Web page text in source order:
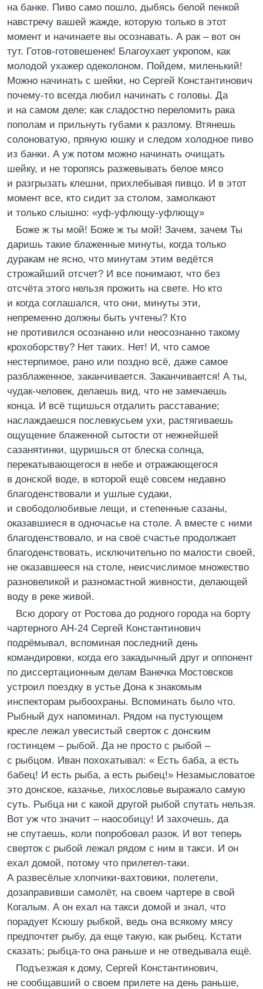
на банке. Пиво само пошло, дыбясь белой пенкой
навстречу вашей жажде, которую только в этот
момент и начинаете вы осознавать. А рак – вот он
тут. Готов-готовешенек! Благоухает укропом, как
молодой ухажер одеколоном. Пойдем, миленький!
Можно начинать с шейки, но Сергей Константинович
почему-то всегда любил начинать с головы. Да
и на самом деле; как сладостно переломить рака
пополам и прильнуть губами к разлому. Втянешь
солоноватую, пряную юшку и следом холодное пиво
из банки. А уж потом можно начинать очищать
шейку, и не торопясь разжевывать белое мясо
и разгрызать клешни, прихлебывая пивцо. И в этот
момент все, кто сидит за столом, замолкают
и только слышно: «уф-уфлющу-уфлющу»
Боже ж ты мой! Боже ж ты мой! Зачем, зачем Ты
даришь такие блаженные минуты, когда только
дуракам не ясно, что минутам этим ведётся
строжайший отсчет? И все понимают, что без
отсчёта этого нельзя прожить на свете. Но кто
и когда соглашался, что они, минуты эти,
непременно должны быть учтены? Кто
не противился осознанно или неосознанно такому
крохоборству? Нет таких. Нет! И, что самое
нестерпимое, рано или поздно всё, даже самое
разблаженное, заканчивается. Заканчивается! А ты,
чудак-человек, делаешь вид, что не замечаешь
конца. И всё тщишься отдалить расставание;
наслаждаешся послевкусьем ухи, растягиваешь
ощущение блаженной сытости от нежнейшей
сазанятинки, щуришься от блеска солнца,
перекатывающегося в небе и отражающегося
в донской воде, в которой ещё совсем недавно
благоденствовали и ушлые судаки,
и свободолюбивые лещи, и степенные сазаны,
оказавшиеся в одночасье на столе. А вместе с ними
благоденствовало, и на своё счастье продолжает
благоденствовать, исключительно по малости своей,
не оказавшееся на столе, неисчислимое множество
разновеликой и разномастной живности, делающей
воду в реке живой.
Всю дорогу от Ростова до родного города на борту
чартерного АН-24 Сергей Константинович
подрёмывал, вспоминая последний день
командировки, когда его закадычный друг и оппонент
по диссертационным делам Ванечка Мостовсков
устроил поездку в устье Дона к знакомым
инспекторам рыбоохраны. Вспоминать было что.
Рыбный дух напоминал. Рядом на пустующем
кресле лежал увесистый сверток с донским
гостинцем – рыбой. Да не просто с рыбой –
с рыбцом. Иван похохатывал: « Есть баба, а есть
бабец! И есть рыба, а есть рыбец!» Незамысловатое
это донское, казачье, лихословье выражало самую
суть. Рыбца ни с какой другой рыбой спутать нельзя.
Вот уж что значит – наособицу! И захочешь, да
не спутаешь, коли попробовал разок. И вот теперь
сверток с рыбой лежал рядом с ним в такси. И он
ехал домой, потому что прилетел-таки.
А развесёлые хлопчики-вахтовики, полетели,
дозаправивши самолёт, на своем чартере в свой
Когалым. А он ехал на такси домой и знал, что
порадует Ксюшу рыбкой, ведь она всякому мясу
предпочтет рыбу, да еще такую, как рыбец. Кстати
сказать; рыбца-то она раньше и не отведывала ещё.
Подъезжая к дому, Сергей Константинович,
не сообщавший о своем прилете на день раньше,